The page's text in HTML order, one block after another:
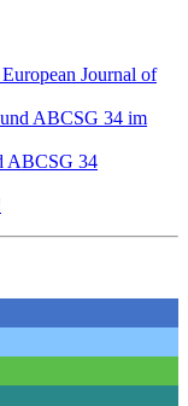
Journal of
ABCSG 34 im
ABCSG 34